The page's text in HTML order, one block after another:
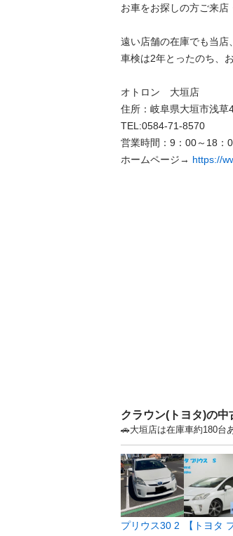
お車をお探しの方ご来
遠い店舗の在庫でも当
車検は2年とったのち、
オトロン　大垣店
住所：岐阜県大垣市浅草
TEL:0584-71-8570
営業時間：9：00～18：
ホームページ→ https://
クラウン(トヨタ)の中
🚗大垣店は在庫車約180台
プリウス30 2
【トヨタ